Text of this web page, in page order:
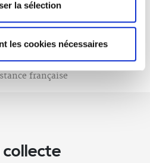
la sélection
les cookies nécessaires
statuts des juifs
française